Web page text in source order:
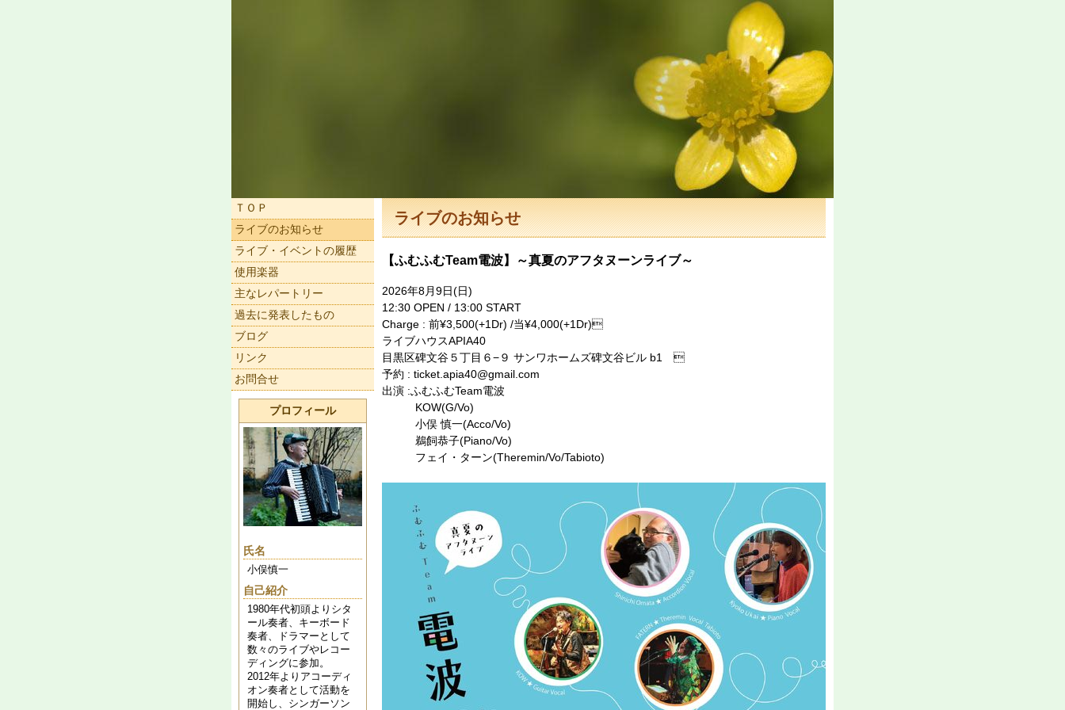
ライブのお知らせ
【ふむふむTeam電波】～真夏のアフタヌーンライブ～
2026年8月9日(日)
12:30 OPEN / 13:00 START
Charge : 前¥3,500(+1Dr) /当¥4,000(+1Dr)
ライブハウスAPIA40
目黒区碑文谷５丁目６−９ サンワホームズ碑文谷ビル b1 
予約 : ticket.apia40@gmail.com
出演 :ふむふむTeam電波
KOW(G/Vo)
小俣 慎一(Acco/Vo)
鵜飼恭子(Piano/Vo)
フェイ・ターン(Theremin/Vo/Tabioto)
ＴＯＰ
ライブのお知らせ
ライブ・イベントの履歴
使用楽器
主なレパートリー
過去に発表したもの
ブログ
リンク
お問合せ
プロフィール
氏名
小俣慎一
自己紹介
1980年代初頭よりシタ
ール奏者、キーボード
奏者、ドラマーとして
数々のライブやレコー
ディングに参加。
2012年よりアコーディ
オン奏者として活動を
開始し、シンガーソン